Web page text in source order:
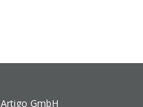
Artigo GmbH